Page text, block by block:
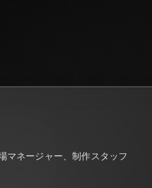
マネージャー、制作スタッフ